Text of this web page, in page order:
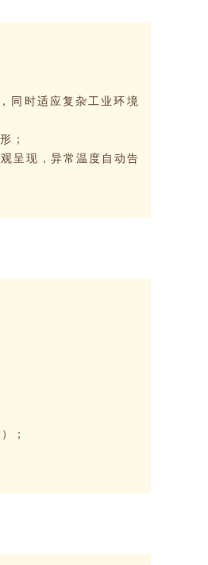
同时适应复杂工业环境
；
呈现，异常温度自动告
；